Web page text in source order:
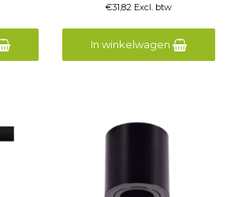
€31,82 Excl. btw
In winkelwagen